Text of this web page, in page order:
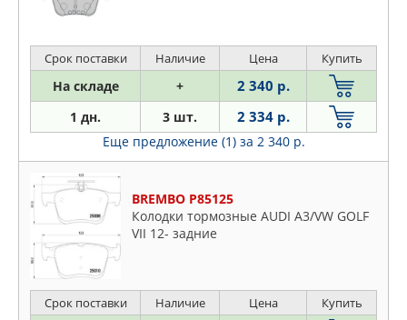
Срок поставки Наличие Цена Купить
На складе + 2 340 р.
1 дн. 3 шт. 2 334 р.
Еще предложение (1) за 2 340 р.
BREMBO P85125
Колодки тормозные AUDI A3/VW GOLF
VII 12- задние
Срок поставки Наличие Цена Купить